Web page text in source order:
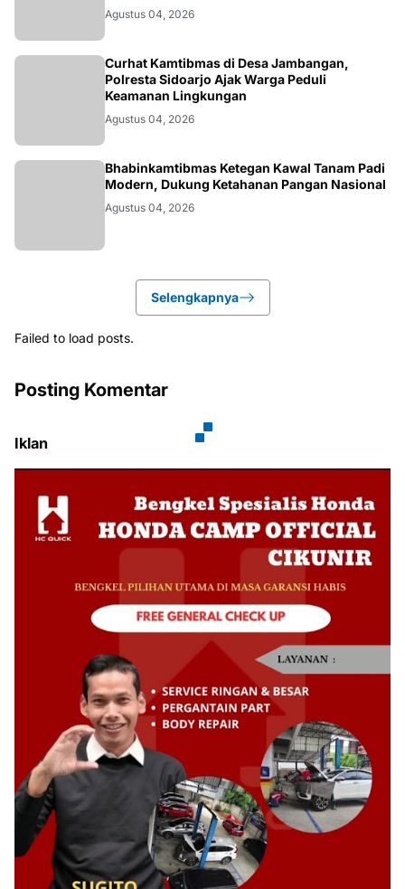
Agustus 04, 2026
Curhat Kamtibmas di Desa Jambangan,
Polresta Sidoarjo Ajak Warga Peduli
Keamanan Lingkungan
Agustus 04, 2026
Bhabinkamtibmas Ketegan Kawal Tanam Padi
Modern, Dukung Ketahanan Pangan Nasional
Agustus 04, 2026
Selengkapnya
Failed to load posts.
Posting Komentar
Iklan